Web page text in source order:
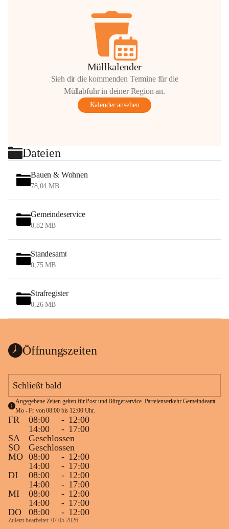
Müllkalender
Sieh dir die kommenden Termine für die
Müllabfuhr in deiner Region an.
Kalender ansehen
Dateien
Bauen & Wohnen
78,04 MB
Gemeindeservice
0,82 MB
Standesamt
0,75 MB
Strafregister
0,26 MB
Öffnungszeiten
Schließt bald
Angegebene Zeiten gelten für Post und Bürgerservice. Parteienverkehr Gemeindeamt
Mo - Fr von 08:00 bis 12:00 Uhr.
FR 08:00 - 12:00
14:00
- 17:00
SA
Geschlossen
SO
Geschlossen
MO 08:00 - 12:00
14:00
- 17:00
DI
08:00 - 12:00
14:00
- 17:00
MI
08:00 - 12:00
14:00
- 17:00
DO
08:00 - 12:00
Zuletzt bearbeitet: 07.05.2026